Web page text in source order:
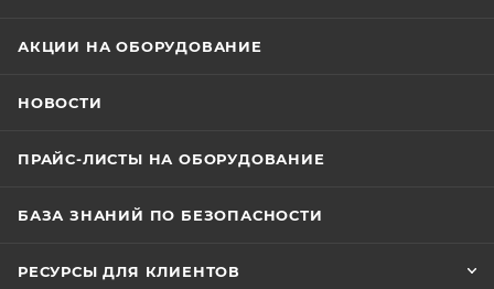
АКЦИИ НА ОБОРУДОВАНИЕ
НОВОСТИ
ПРАЙС-ЛИСТЫ НА ОБОРУДОВАНИЕ
БАЗА ЗНАНИЙ ПО БЕЗОПАСНОСТИ
РЕСУРСЫ ДЛЯ КЛИЕНТОВ